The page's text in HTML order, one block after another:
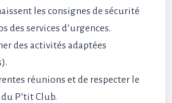
les consignes de sécurité
des services d’urgences.
des activités adaptées
réunions et de respecter le
P’tit Club.